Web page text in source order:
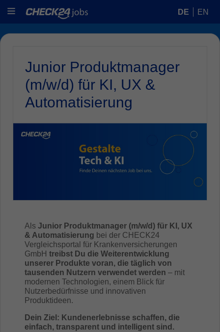
DE EN
Junior Produktmanager
(m/w/d) für KI, UX &
Automatisierung
Als Junior Produktmanager (m/w/d) für KI, UX
& Automatisierung bei der CHECK24
Vergleichsportal für Krankenversicherungen
GmbH treibst Du die Weiterentwicklung
unserer Produkte voran, die täglich von
tausenden Nutzern verwendet werden – mit
modernen Technologien, einem Blick für
Nutzerbedürfnisse und innovativen
Produktideen.
Dein Ziel: Kundenerlebnisse schaffen, die
einfach, transparent und intelligent sind.